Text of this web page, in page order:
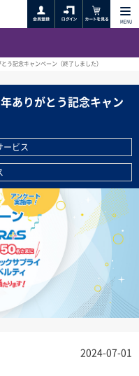
MENU
う記念キャンペーン（終了しました）
ありがとう記念キャン
ービス
2024-07-01